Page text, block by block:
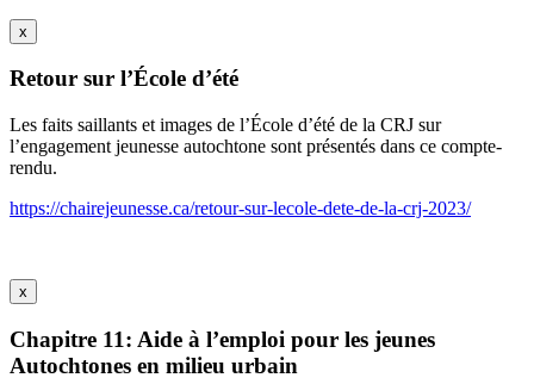
x
Retour sur l’École d’été
Les faits saillants et images de l’École d’été de la CRJ sur
l’engagement jeunesse autochtone sont présentés dans ce compte-
rendu.
https://chairejeunesse.ca/retour-sur-lecole-dete-de-la-crj-2023/
x
Chapitre 11: Aide à l’emploi pour les jeunes
Autochtones en milieu urbain